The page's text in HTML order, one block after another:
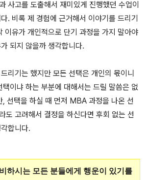
사고를 도출해서 재미있게 진행했던 수업이
. 비록 제 경험에 근거해서 이야기를 드리기
이유가 개인적으로 단기 과정을 가지 말아야
되지 않을까 생각합니다.
리기는 했지만 모든 선택은 개인의 몫이니
이냐 하는 부분에 대해서는 드릴 말씀은 없
, 선택을 하실 때 먼저 MBA 과정을 나온 선
도 고려해서 결정을 하신다면 후회 없는 선
합니다.
하시는 모든 분들에게 행운이 있기를